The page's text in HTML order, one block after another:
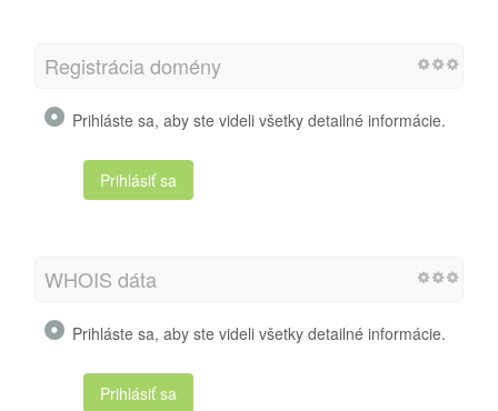
Registrácia domény
Prihláste sa, aby ste videli všetky detailné informácie.
Prihlásiť sa
WHOIS dáta
Prihláste sa, aby ste videli všetky detailné informácie.
Prihlásiť sa